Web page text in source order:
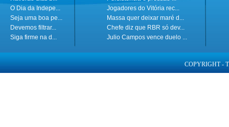
O Dia da Indepe...
Seja uma boa pe...
Devemos filtrar...
Siga firme na d...
Jogadores do Vitória rec...
Massa quer deixar maré d...
Chefe diz que RBR só dev...
Julio Campos vence duelo ...
COPYRIGHT -